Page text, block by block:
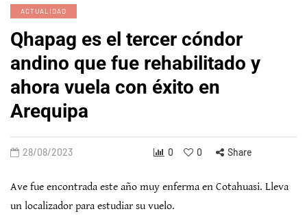
ACTUALIDAD
Qhapag es el tercer cóndor
andino que fue rehabilitado y
ahora vuela con éxito en
Arequipa
28/08/2023 0 0 Share
Ave fue encontrada este año muy enferma en Cotahuasi. Lleva
un localizador para estudiar su vuelo.